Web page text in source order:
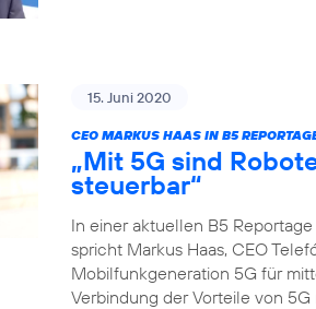
15. Juni 2020
CEO MARKUS HAAS IN B5
„Mit 5G sind
steuerbar“
In einer aktuellen B5
spricht Markus Haas, CEO
Mobilfunkgeneration 5G für
Verbindung der Vorteile von